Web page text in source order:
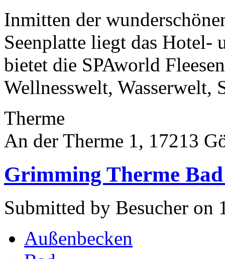
Inmitten der
Seenplatte liegt das Hotel-
bietet die SPAworld
Wellnesswelt, Wasserwelt,
Therme
An der Therme 1, 17213
Grimming Therme
Submitted by Besucher on
Außenbecken